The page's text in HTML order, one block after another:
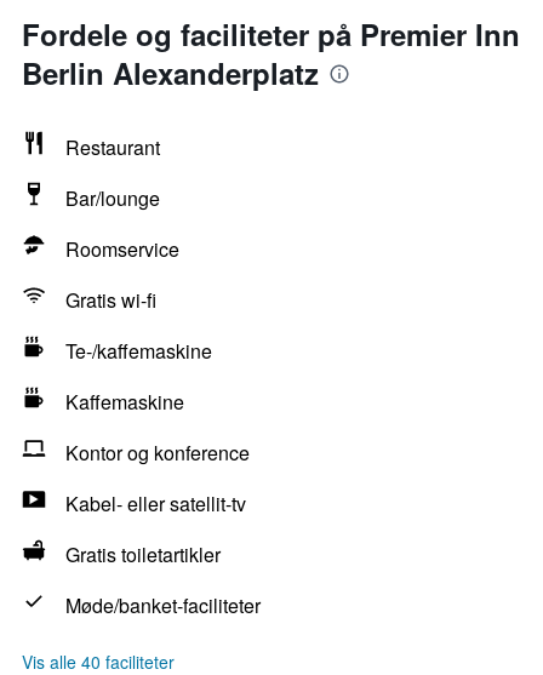
Fordele og faciliteter på Premier Inn
Berlin Alexanderplatz
Restaurant
Bar/lounge
Roomservice
Gratis wi-fi
Te-/kaffemaskine
Kaffemaskine
Kontor og konference
Kabel- eller satellit-tv
Gratis toiletartikler
Møde/banket-faciliteter
Vis alle 40 faciliteter